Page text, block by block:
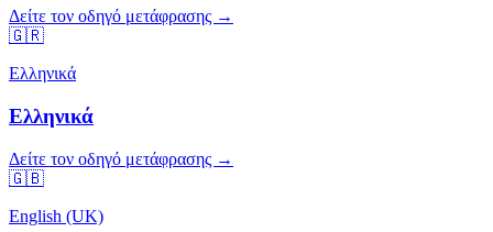
Δείτε τον οδηγό μετάφρασης →
🇬🇷
Ελληνικά
Ελληνικά
Δείτε τον οδηγό μετάφρασης →
🇬🇧
English (UK)